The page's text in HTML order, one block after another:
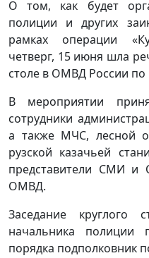
О том, как будет
полиции и других
рамках операции
четверг, 15 июня шла
столе в ОМВД России по
В мероприятии
сотрудники
а также МЧС, лесной
рузской казачьей
представители СМИ и
ОМВД.
Заседание круглого
начальника полиции
порядка подполковник